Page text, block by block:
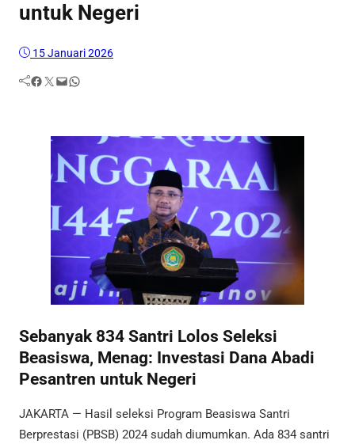
untuk Negeri
15 Januari 2026
Facebook Twitter Mail WhatsApp
Sebanyak 834 Santri Lolos Seleksi
Beasiswa, Menag: Investasi Dana Abadi
Pesantren untuk Negeri
JAKARTA — Hasil seleksi Program Beasiswa Santri
Berprestasi (PBSB) 2024 sudah diumumkan. Ada 834 santri